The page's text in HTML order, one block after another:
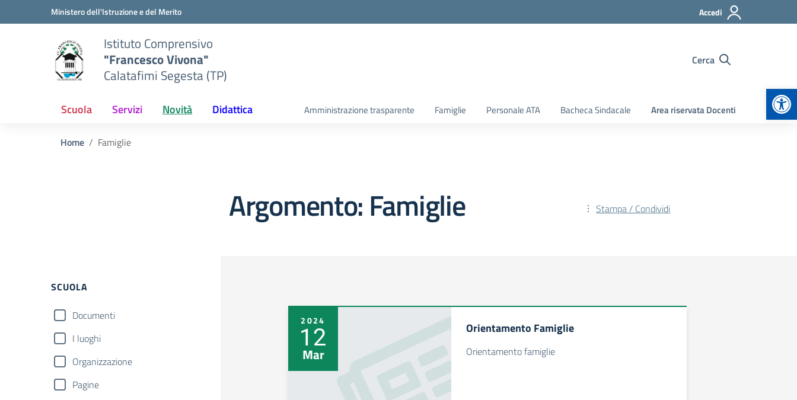
Vai ai contenuti
Vai al menu di navigazioneMinistero dell'Istruzione e del Merito Accedi
Istituto Comprensivo
"Francesco Vivona"
Calatafimi Segesta (TP)
Cerca
Scuola Servizi Novità Didattica Amministrazione trasparente Famiglie Personale ATA Bacheca Sindacale Area riservata Docenti
Home Famiglie
Argomento: Famiglie Stampa / Condividi
Filtri
SCUOLA
Documenti
I luoghi
Organizzazione
Pagine
2024
12
Mar
Orientamento Famiglie
Orientamento famiglie